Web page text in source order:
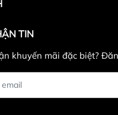
hành chính
chiều từ
giờ hành
14h ,từ 18h
TIN
khuyến mãi đặc biệt?